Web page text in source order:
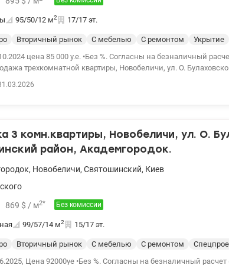
95/50/12 м2 17/17 эт.
Вторичный рынок С мебелью С ремонтом Укрытие
%. Согласны на безналичный расчет (по Постанове 280 и
современный стадионы, фитнесс клуб, супермаркеты. •Рядом лес, сквер
купательные озера в пешей доступности. •Удобная транспортная развязка, до
15 мин. ходьбы, 3 мин. езды Цена:85000у.е. тел: 067 409-44-43
1114438
3 комн.квартиры, Новобеличи, ул. О.
район, Академгородок.
, Новобеличи, Святошинский, Киев
869 $ / м2* Без комиссии
99/57/14 м2 15/17 эт.
Вторичный рынок С мебелью С ремонтом
Цена 92000уе •Без %. Согласны на безналичный расчет